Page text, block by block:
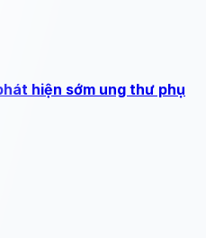
hiện sớm ung thư phụ